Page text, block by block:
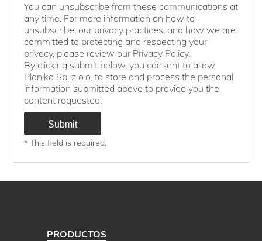
You can unsubscribe from these communications at
any time. For more information on how to
unsubscribe, our privacy practices, and how we are
committed to protecting and respecting your
privacy, please review our Privacy Policy.
By clicking submit below, you consent to allow
Planika Sp. z o.o. to store and process the personal
information submitted above to provide you the
content requested.
* This field is required.
PRODUCTOS